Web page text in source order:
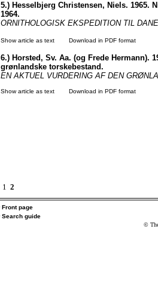
5.) Hesselbjerg Christensen, Niels. 1965.
1964.
ORNITHOLOGISK EKSPEDITION TIL
Show article as text Download in PDF format
6.) Horsted, Sv. Aa. (og Frede Hermann).
grønlandske torskebestand.
EN AKTUEL VURDERING AF DEN
Show article as text Download in PDF format
1 2
Front page
Search guide
©